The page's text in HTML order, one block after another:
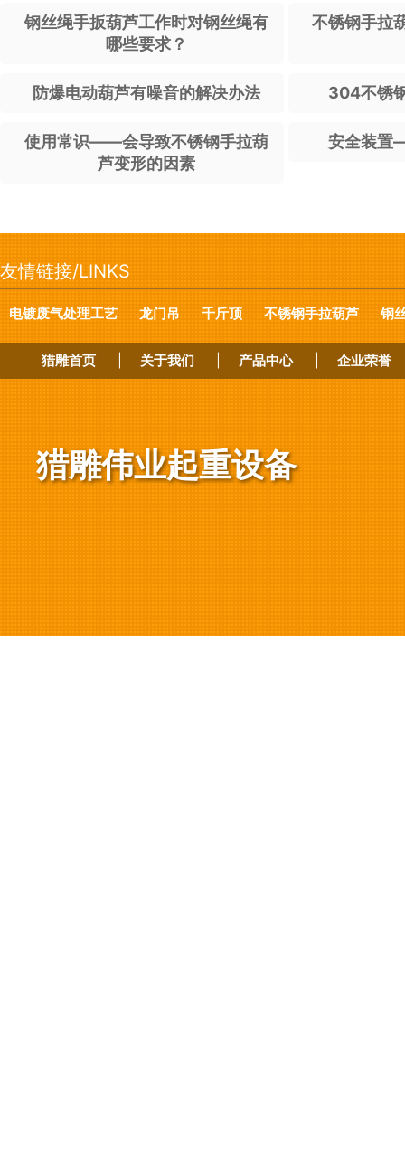
钢丝绳手扳葫芦工作时对钢丝绳有
哪些要求？
不锈钢手拉
防爆电动葫芦有噪音的解决办法 304不锈
使用常识——会导致不锈钢手拉葫
芦变形的因素
安全装置
友情链接/LINKS
电镀废气处理工艺 龙门吊 千斤顶 不锈钢手拉葫芦 钢
猎雕首页 关于我们 产品中心 企业荣誉
猎雕伟业起重设备